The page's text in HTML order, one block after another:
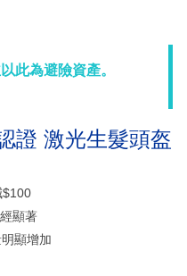
此為避險資產。
證 激光生髮頭盔
$100
顯著
顯增加